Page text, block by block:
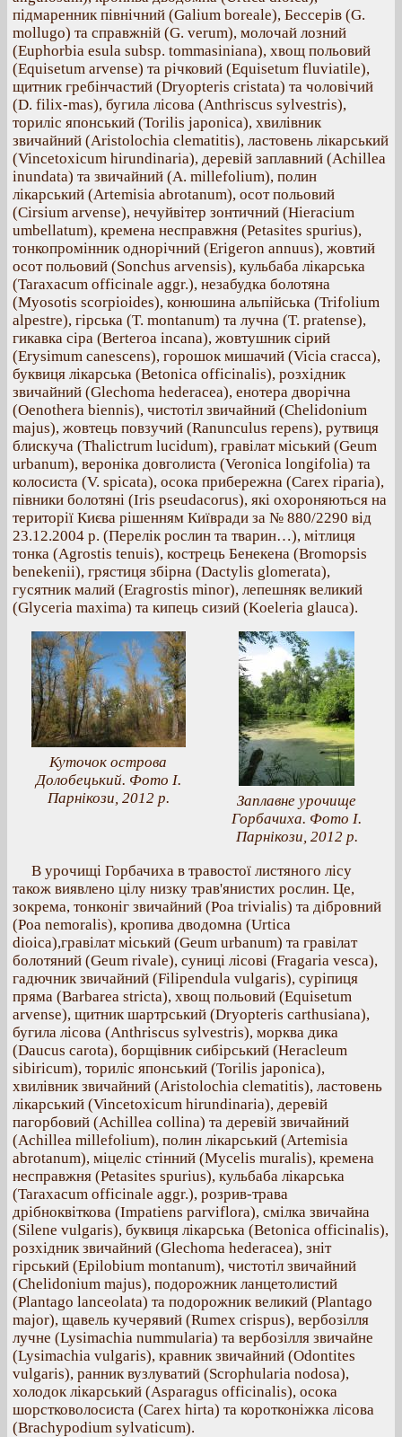
підмаренник північний (Galium boreale), Бессерів (G.
mollugo) та справжній (G. verum), молочай лозний
(Euphorbia esula subsp. tommasiniana), хвощ польовий
(Equisetum arvense) та річковий (Equisetum fluviatile),
щитник гребінчастий (Dryopteris cristata) та чоловічий
(D. filix-mas), бугила лісова (Anthriscus sylvestris),
ториліс японський (Torilis japonica), хвилівник
звичайний (Aristolochia clematitis), ластовень лікарський
(Vincetoxicum hirundinaria), деревій заплавний (Achillea
inundata) та звичайний (A. millefolium), полин
лікарський (Artemisia abrotanum), осот польовий
(Cirsium arvense), нечуйвітер зонтичний (Hieracium
umbellatum), кремена несправжня (Petasites spurius),
тонкопромінник однорічний (Erigeron annuus), жовтий
осот польовий (Sonchus arvensis), кульбаба лікарська
(Taraxacum officinale aggr.), незабудка болотяна
(Myosotis scorpioides), конюшина альпійська (Trifolium
alpestre), гірська (T. montanum) та лучна (T. pratense),
гикавка сіра (Berteroa incana), жовтушник сірий
(Erysimum canescens), горошок мишачий (Vicia cracca),
буквиця лікарська (Betonica officinalis), розхідник
звичайний (Glechoma hederacea), енотера дворічна
(Oenothera biennis), чистотіл звичайний (Chelidonium
majus), жовтець повзучий (Ranunculus repens), рутвиця
блискуча (Thalictrum lucidum), гравілат міський (Geum
urbanum), вероніка довголиста (Veronica longifolia) та
колосиста (V. spicata), осока прибережна (Carex riparia),
півники болотяні (Iris pseudacorus), які охороняються на
території Києва рішенням Київради за № 880/2290 від
23.12.2004 р. (Перелік рослин та тварин…), мітлиця
тонка (Agrostis tenuis), кострець Бенекена (Bromopsis
benekenii), грястиця збірна (Dactylis glomerata),
гусятник малий (Eragrostis minor), лепешняк великий
(Glyceria maxima) та кипець сизий (Koeleria glauca).
Куточок острова
Долобецький. Фото І.
Парнікози, 2012 р.
Заплавне урочище
Горбачиха. Фото І.
Парнікози, 2012 р.
В урочищі Горбачиха в травостої листяного лісу
також виявлено цілу низку трав'янистих рослин. Це,
зокрема, тонконіг звичайний (Poa trivialis) та дібровний
(Poa nemoralis), кропива дводомна (Urtica
dioica),гравілат міський (Geum urbanum) та гравілат
болотяний (Geum rivale), суниці лісові (Fragaria vesca),
гадючник звичайний (Filipendula vulgaris), суріпиця
пряма (Barbarea stricta), хвощ польовий (Equisetum
arvense), щитник шартрський (Dryopteris carthusiana),
бугила лісова (Anthriscus sylvestris), морква дика
(Daucus carota), борщівник сибірський (Heracleum
sibiricum), ториліс японський (Torilis japonica),
хвилівник звичайний (Aristolochia clematitis), ластовень
лікарський (Vincetoxicum hirundinaria), деревій
пагорбовий (Achillea collina) та деревій звичайний
(Achillea millefolium), полин лікарський (Artemisia
abrotanum), міцеліс стінний (Mycelis muralis), кремена
несправжня (Petasites spurius), кульбаба лікарська
(Taraxacum officinale aggr.), розрив-трава
дрібноквіткова (Impatiens parviflora), смілка звичайна
(Silene vulgaris), буквиця лікарська (Betonica officinalis),
розхідник звичайний (Glechoma hederacea), зніт
гірський (Epilobium montanum), чистотіл звичайний
(Chelidonium majus), подорожник ланцетолистий
(Plantago lanceolata) та подорожник великий (Plantago
major), щавель кучерявий (Rumex crispus), вербозілля
лучне (Lysimachia nummularia) та вербозілля звичайне
(Lysimachia vulgaris), кравник звичайний (Odontites
vulgaris), ранник вузлуватий (Scrophularia nodosa),
холодок лікарський (Asparagus officinalis), осока
шорстковолосиста (Carex hirta) та коротконіжка лісова
(Brachypodium sylvaticum).